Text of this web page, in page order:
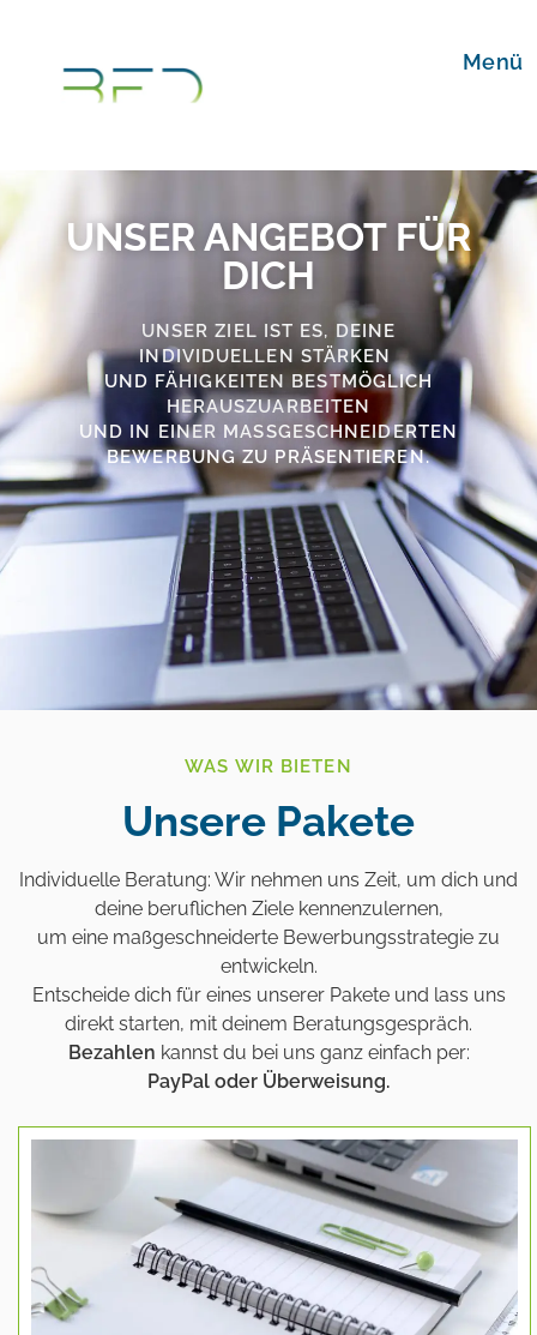
Menü
UNSER ANGEBOT FÜR
DICH
UNSER ZIEL IST ES, DEINE
INDIVIDUELLEN STÄRKEN
UND FÄHIGKEITEN BESTMÖGLICH
HERAUSZUARBEITEN
UND IN EINER MASSGESCHNEIDERTEN B
EWERBUNG ZU PRÄSENTIEREN.
WAS WIR BIETEN
Unsere Pakete
Individuelle Beratung: Wir nehmen uns Zeit, um dich und
deine beruflichen Ziele kennenzulernen,
um eine maßgeschneiderte Bewerbungsstrategie zu
entwickeln.
Entscheide dich für eines unserer Pakete und lass uns
direkt starten, mit deinem Beratungsgespräch.
Bezahlen kannst du bei uns ganz einfach per:
PayPal oder Überweisung.